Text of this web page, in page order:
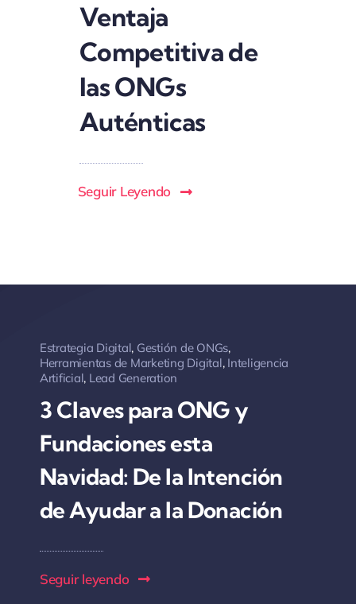
Ventaja
Competitiva de
las ONGs
Auténticas
Seguir Leyendo
Estrategia Digital, Gestión de ONGs,
Herramientas de Marketing Digital, Inteligencia
Artificial, Lead Generation
3 Claves para ONG y
Fundaciones esta
Navidad: De la Intención
de Ayudar a la Donación
Seguir leyendo